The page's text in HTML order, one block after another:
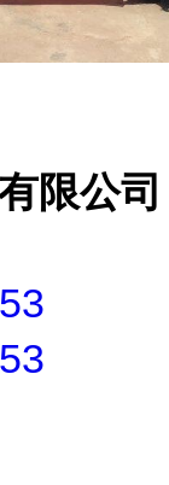
限公司